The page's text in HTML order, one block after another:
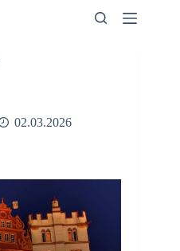
02.03.2026